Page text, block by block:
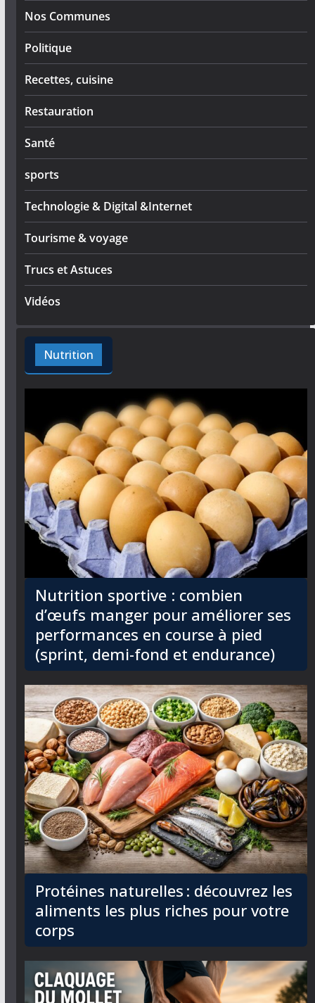
Nos Communes
Politique
Recettes, cuisine
Restauration
Santé
sports
Technologie & Digital &Internet
Tourisme & voyage
Trucs et Astuces
Vidéos
Nutrition
Nutrition sportive : combien
d’œufs manger pour améliorer ses
performances en course à pied
(sprint, demi-fond et endurance)
Protéines naturelles : découvrez les
aliments les plus riches pour votre
corps